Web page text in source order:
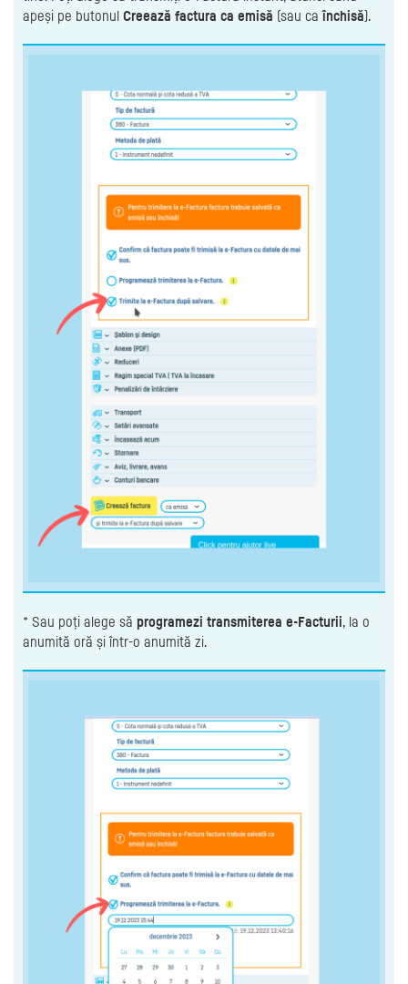
apeși pe butonul Creează factura ca emisă (sau caînchisă).
* Sau poți alege să programezi transmiterea e-Facturii, la o
anumită oră și într-o anumită zi.